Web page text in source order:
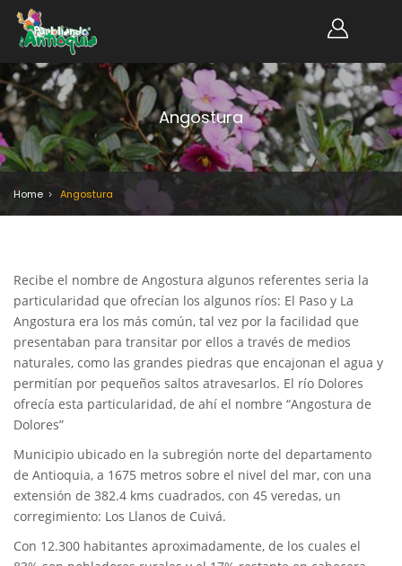
Angostura
Home Angostura
Recibe el nombre de Angostura algunos referentes seria la
particularidad que ofrecían los algunos ríos: El Paso y La
Angostura era los más común, tal vez por la facilidad que
presentaban para transitar por ellos a través de medios
naturales, como las grandes piedras que encajonan el agua y
permitían por pequeños saltos atravesarlos. El río Dolores
ofrecía esta particularidad, de ahí el nombre “Angostura de
Dolores”
Municipio ubicado en la subregión norte del departamento
de Antioquia, a 1675 metros sobre el nivel del mar, con una
extensión de 382.4 kms cuadrados, con 45 veredas, un
corregimiento: Los Llanos de Cuivá.
Con 12.300 habitantes aproximadamente, de los cuales el